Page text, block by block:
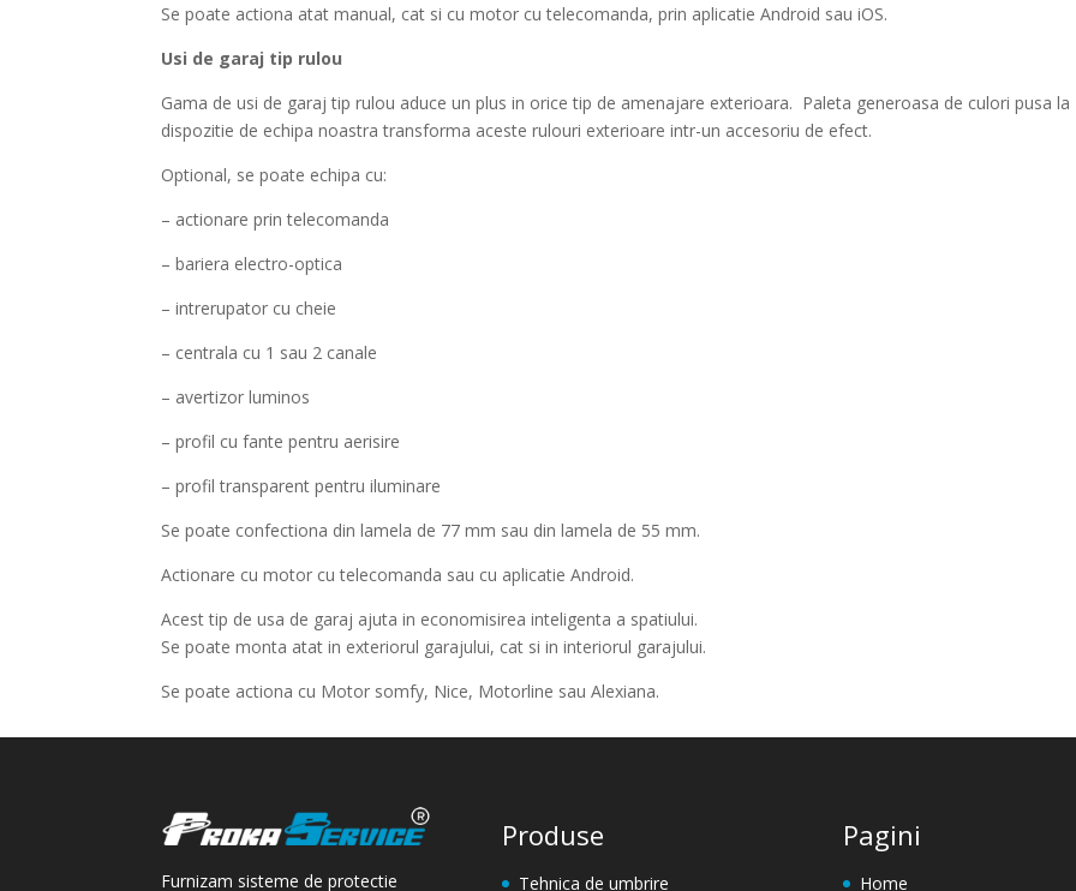
Se poate actiona atat manual, cat si cu motor cu telecomanda, prin aplicatie Android sau iOS.
Usi de garaj tip rulou
Gama de usi de garaj tip rulou aduce un plus in orice tip de amenajare exterioara. Paleta generoasa de culori pusa la
dispozitie de echipa noastra transforma aceste rulouri exterioare intr-un accesoriu de efect.
Optional, se poate echipa cu:
– actionare prin telecomanda
– bariera electro-optica
– intrerupator cu cheie
– centrala cu 1 sau 2 canale
– avertizor luminos
– profil cu fante pentru aerisire
– profil transparent pentru iluminare
Se poate confectiona din lamela de 77 mm sau din lamela de 55 mm.
Actionare cu motor cu telecomanda sau cu aplicatie Android.
Acest tip de usa de garaj ajuta in economisirea inteligenta a spatiului.
Se poate monta atat in exteriorul garajului, cat si in interiorul garajului.
Se poate actiona cu Motor somfy, Nice, Motorline sau Alexiana.
Furnizam sisteme de protectie
Produse
Tehnica de umbrire
Pagini
Home